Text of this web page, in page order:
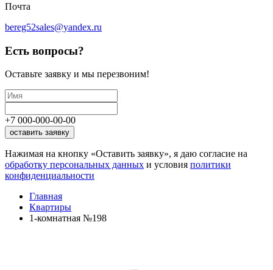
Почта
bereg52sales@yandex.ru
Есть вопросы?
Оставьте заявку и мы перезвоним!
+7 000-000-00-00
оставить заявку
Нажимая на кнопку «Оставить заявку», я даю согласие на
обработку персональных данных и условия политики
конфиденциальности
Главная
Квартиры
1-комнатная №198